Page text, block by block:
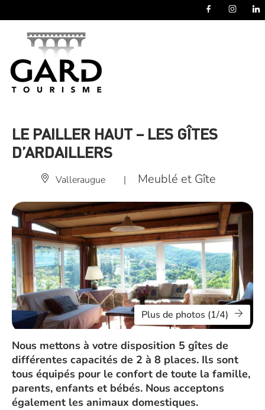
LE PAILLER HAUT – LES GÎTES
D’ARDAILLERS
Valleraugue | Meublé et Gîte
Plus de photos (1/4)
Nous mettons à votre disposition 5 gîtes de
différentes capacités de 2 à 8 places. Ils sont
tous équipés pour le confort de toute la famille,
parents, enfants et bébés. Nous acceptons
également les animaux domestiques.